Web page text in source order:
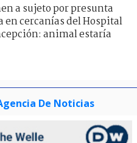
a sujeto por presunta
en cercanías del Hospital
animal estaría
De Noticias